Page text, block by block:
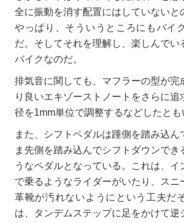
全に振動を消す配置にはしていないと
やっぱり、そういうところにもバイ
だ。そしてそれを理解し、楽しんでい
バイクなのだ。
排気音に関しても、マフラーの型が完
り良いエキゾーストノートをさらに追
径を1mm単位で調整するなどしたとも
また、シフトペダルは踵側を踏み込ん
ま先側を踏み込んでシフトダウンでき
うなペダルとなっている。これは、イ
で乗るようなライダーがいたり、スニ
革靴が汚れないようにという工夫だ
は、タンデムステップに足をかけて逆